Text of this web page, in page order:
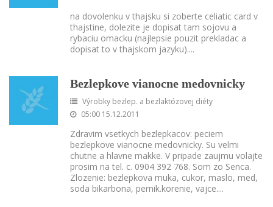
na dovolenku v thajsku si zoberte celiatic card v
thajstine, dolezite je dopisat tam sojovu a
rybaciu omacku (najlepsie pouzit prekladac a
dopisat to v thajskom jazyku)....
Bezlepkove vianocne medovnicky
Výrobky bezlep. a bezlaktózovej diéty
05:00 15.12.2011
Zdravim vsetkych bezlepkacov: peciem
bezlepkove vianocne medovnicky. Su velmi
chutne a hlavne makke. V pripade zaujmu volajte
prosim na tel. c. 0904 392 768. Som zo Senca.
Zlozenie: bezlepkova muka, cukor, maslo, med,
soda bikarbona, pernik.korenie, vajce....